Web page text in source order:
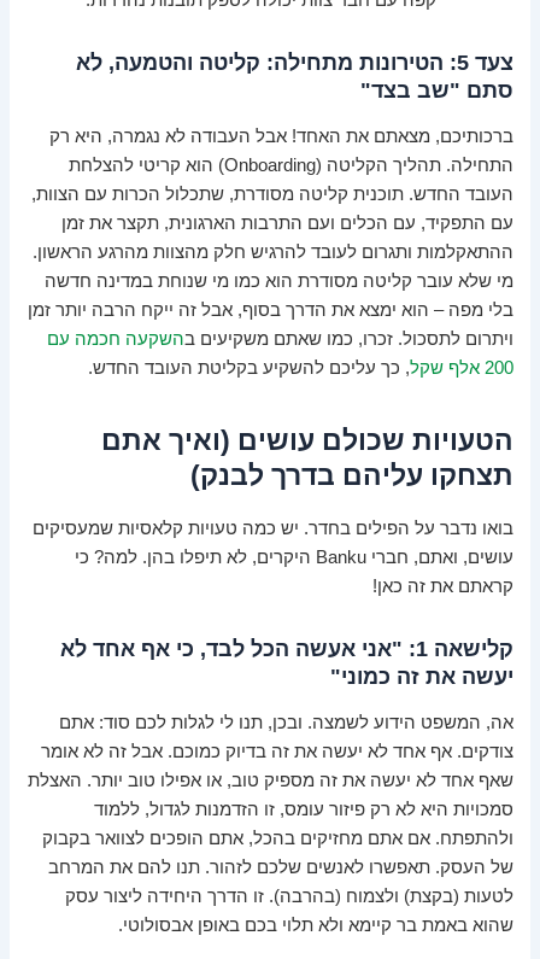
צעד 5: הטירונות מתחילה: קליטה והטמעה, לא
סתם "שב בצד"
ברכותיכם, מצאתם את האחד! אבל העבודה לא נגמרה, היא רק
התחילה. תהליך הקליטה (Onboarding) הוא קריטי להצלחת
העובד החדש. תוכנית קליטה מסודרת, שתכלול הכרות עם הצוות,
עם התפקיד, עם הכלים ועם התרבות הארגונית, תקצר את זמן
ההתאקלמות ותגרום לעובד להרגיש חלק מהצוות מהרגע הראשון.
מי שלא עובר קליטה מסודרת הוא כמו מי שנוחת במדינה חדשה
בלי מפה – הוא ימצא את הדרך בסוף, אבל זה ייקח הרבה יותר זמן
ויתרום לתסכול. זכרו, כמו שאתם משקיעים בהשקעה חכמה עם
200 אלף שקל
, כך עליכם להשקיע בקליטת העובד החדש.
הטעויות שכולם עושים (ואיך אתם
תצחקו עליהם בדרך לבנק)
בואו נדבר על הפילים בחדר. יש כמה טעויות קלאסיות שמעסיקים
עושים, ואתם, חברי Banku היקרים, לא תיפלו בהן. למה? כי
קראתם את זה כאן!
קלישאה 1: "אני אעשה הכל לבד, כי אף אחד לא
יעשה את זה כמוני"
אה, המשפט הידוע לשמצה. ובכן, תנו לי לגלות לכם סוד: אתם
צודקים. אף אחד לא יעשה את זה בדיוק כמוכם. אבל זה לא אומר
שאף אחד לא יעשה את זה מספיק טוב, או אפילו טוב יותר. האצלת
סמכויות היא לא רק פיזור עומס, זו הזדמנות לגדול, ללמוד
ולהתפתח. אם אתם מחזיקים בהכל, אתם הופכים לצוואר בקבוק
של העסק. תאפשרו לאנשים שלכם לזהור. תנו להם את המרחב
לטעות (בקצת) ולצמוח (בהרבה). זו הדרך היחידה ליצור עסק
שהוא באמת בר קיימא ולא תלוי בכם באופן אבסולוטי.